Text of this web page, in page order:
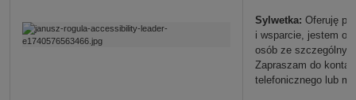
Sylwetka: Oferuję
i wsparcie, jestem
osób ze
Zapraszam do
telefonicznego lub